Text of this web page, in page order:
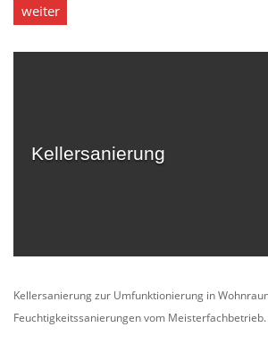
weiter
Kellersanierung
Kellersanierung zur Umfunktionierung in
Feuchtigkeitssanierungen vom Meisterfachbetrieb.